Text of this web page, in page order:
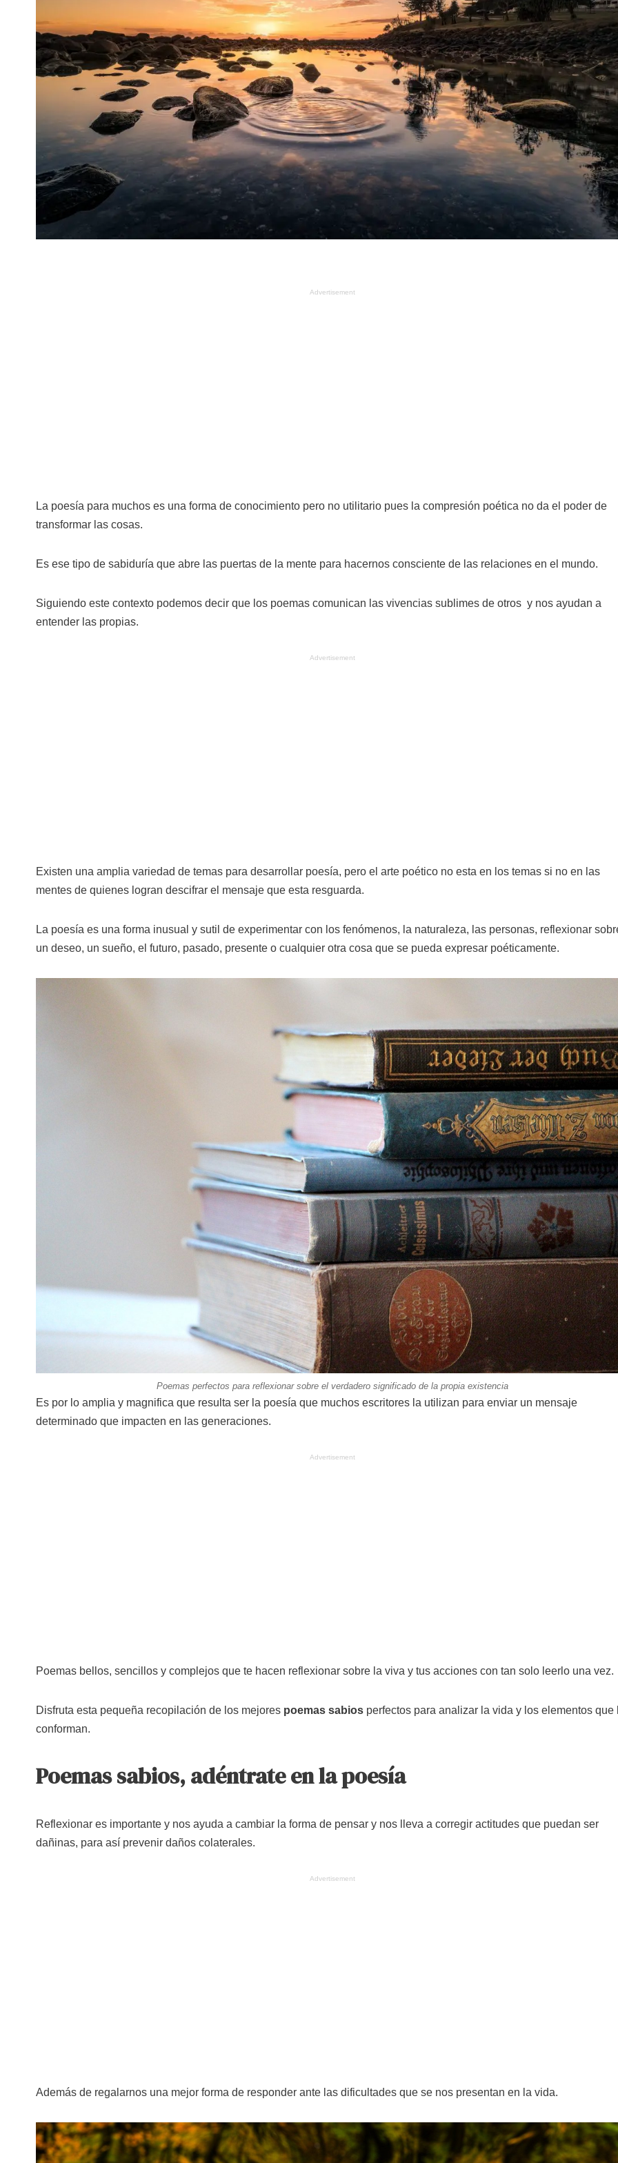
Advertisement
La poesía para muchos es una forma de conocimiento pero no utilitario pues la compresión poética no da el poder de
transformar las cosas.
Es ese tipo de sabiduría que abre las puertas de la mente para hacernos consciente de las relaciones en el mundo.
Siguiendo este contexto podemos decir que los poemas comunican las vivencias sublimes de otros y nos ayudan a
entender las propias.
Advertisement
Existen una amplia variedad de temas para desarrollar poesía, pero el arte poético no esta en los temas si no en las
mentes de quienes logran descifrar el mensaje que esta resguarda.
La poesía es una forma inusual y sutil de experimentar con los fenómenos, la naturaleza, las personas, reflexionar
un deseo, un sueño, el futuro, pasado, presente o cualquier otra cosa que se pueda expresar poéticamente.
Poemas perfectos para reflexionar sobre el verdadero significado de la propia existencia
Es por lo amplia y magnifica que resulta ser la poesía que muchos escritores la utilizan para enviar un mensaje
determinado que impacten en las generaciones.
Advertisement
Poemas bellos, sencillos y complejos que te hacen reflexionar sobre la viva y tus acciones con tan solo leerlo una vez.
Disfruta esta pequeña recopilación de los mejores poemas sabios perfectos para analizar la vida y los elementos que
conforman.
Poemas sabios, adéntrate en la poesía
Reflexionar es importante y nos ayuda a cambiar la forma de pensar y nos lleva a corregir actitudes que puedan ser
dañinas, para así prevenir daños colaterales.
Advertisement
Además de regalarnos una mejor forma de responder ante las dificultades que se nos presentan en la vida.